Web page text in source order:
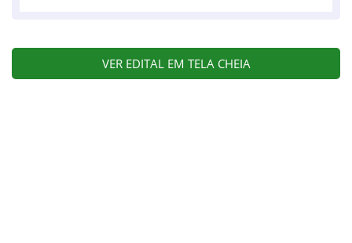
VER EDITAL EM TELA CHEIA